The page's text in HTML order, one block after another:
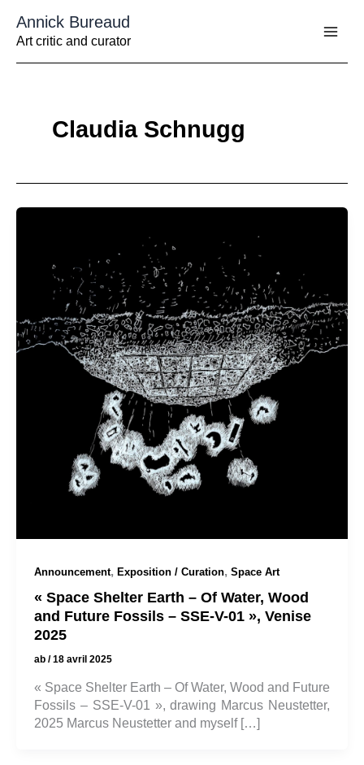
contenu
Annick Bureaud
Art critic and curator
Claudia Schnugg
Announcement, Exposition / Curation, Space Art
« Space Shelter Earth – Of Water, Wood
and Future Fossils – SSE-V-01 », Venise
2025
ab /18 avril 2025
« Space Shelter Earth – Of Water, Wood and Future
Fossils – SSE-V-01 », drawing Marcus Neustetter,
2025 Marcus Neustetter and myself […]